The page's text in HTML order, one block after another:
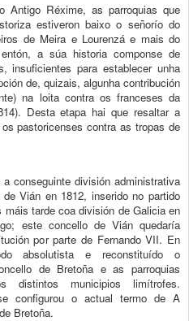
Antigo Réxime, as parroquias que
estiveron baixo o señorío do
de Meira e Lourenzá e mais do
a súa historia componse de
insuficientes para establecer unha
de, quizais, algunha contribución
na loita contra os franceses da
Desta etapa hai que resaltar a
pastoricenses contra as tropas de
conseguinte división administrativa
Vián en 1812, inserido no partido
tarde coa división de Galicia en
este concello de Vián quedaría
por parte de Fernando VII. En
absolutista e reconstituído o
de Bretoña e as parroquias
distintos municipios limítrofes.
configurou o actual termo de A
Bretoña.